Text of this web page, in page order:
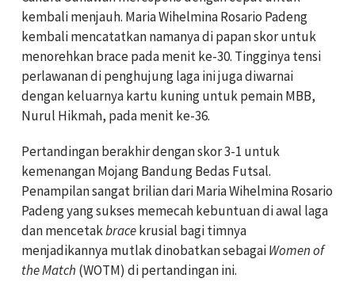
kembali menjauh. Maria Wihelmina Rosario Padeng
kembali mencatatkan namanya di papan skor untuk
menorehkan brace pada menit ke-30. Tingginya tensi
perlawanan di penghujung laga ini juga diwarnai
dengan keluarnya kartu kuning untuk pemain MBB,
Nurul Hikmah, pada menit ke-36.
Pertandingan berakhir dengan skor 3-1 untuk
kemenangan Mojang Bandung Bedas Futsal.
Penampilan sangat brilian dari Maria Wihelmina Rosario
Padeng yang sukses memecah kebuntuan di awal laga
dan mencetakbracekrusial bagi timnya
menjadikannya mutlak dinobatkan sebagaiWomen of
the Match (WOTM) di pertandingan ini.